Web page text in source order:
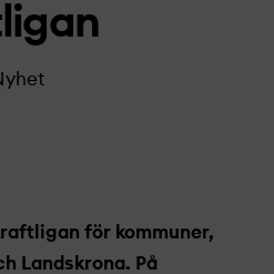
för kommuner,
Landskrona. På